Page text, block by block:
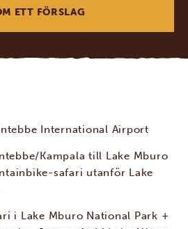
ETT FÖRSLAG
International Airport
Kampala till Lake Mburo
safari utanför Lake
i Lake Mburo National Park +